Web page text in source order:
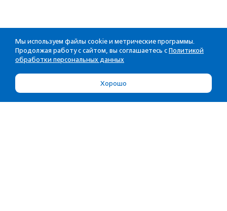
Мы используем файлы cookie и метрические программы.
Продолжая работу с сайтом, вы соглашаетесь с Политикой
обработки персональных данных
Хорошо